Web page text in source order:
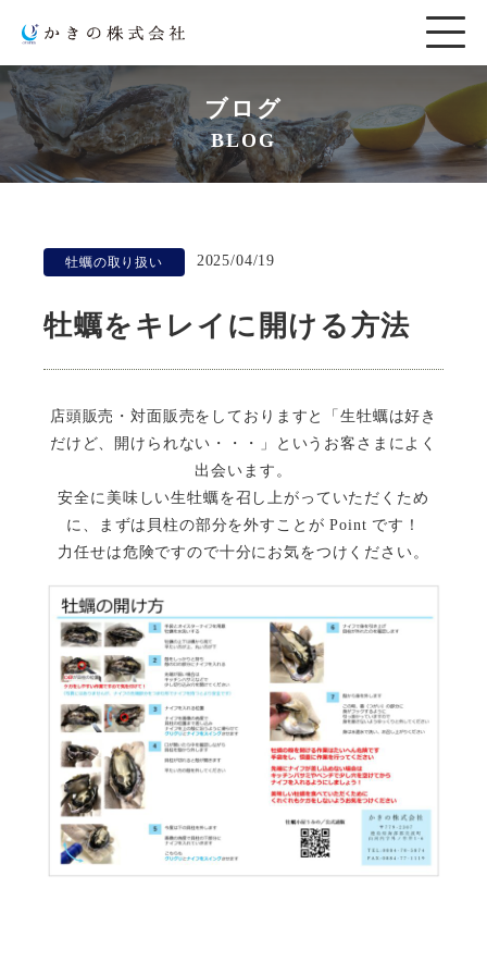
ブログ
BLOG
牡蠣の取り扱い 2025/04/19
牡蠣をキレイに開ける方法
店頭販売・対面販売をしておりますと「生牡蠣は好き
だけど、開けられない・・・」というお客さまによく
出会います。
安全に美味しい生牡蠣を召し上がっていただくため
に、まずは貝柱の部分を外すことが Point です！
力任せは危険ですので十分にお気をつけください。